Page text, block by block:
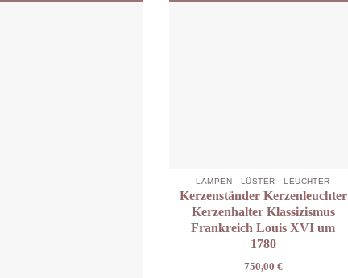
LAMPEN - LÜSTER - LEUCHTER
Kerzenständer Kerzenleuchter
Kerzenhalter Klassizismus
Frankreich Louis XVI um
1780
750,00 €